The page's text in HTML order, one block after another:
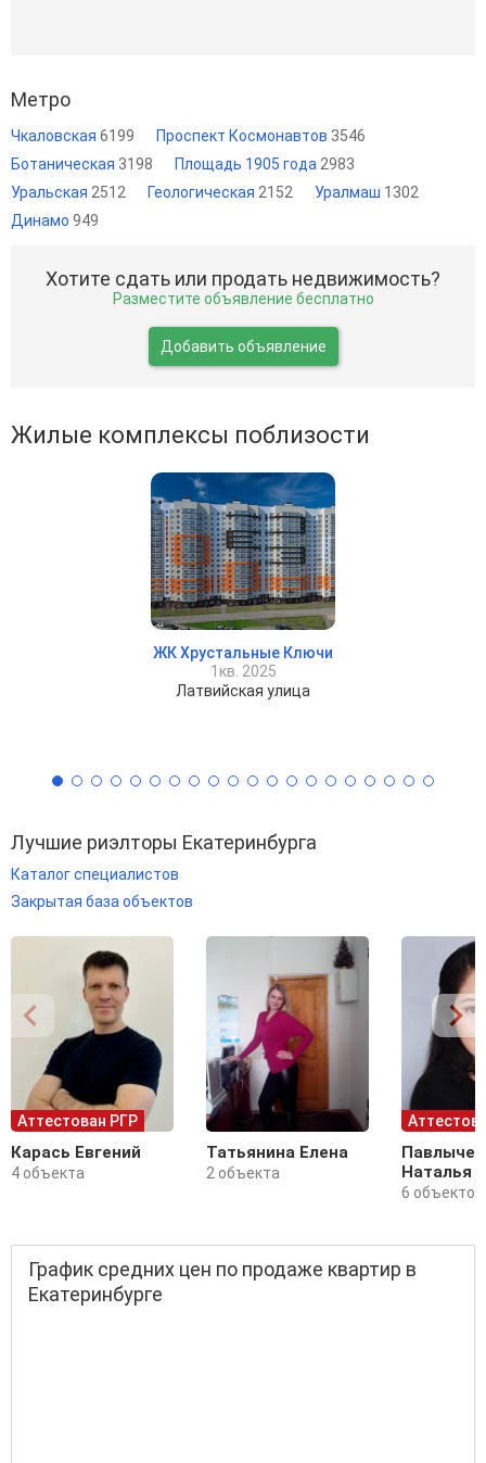
Метро
Чкаловская 6199 Проспект Космонавтов 3546
Ботаническая 3198 Площадь 1905 года 2983
Уральская 2512 Геологическая 2152 Уралмаш 1302
Динамо 949
Хотите сдать или продать недвижимость?
Разместите объявление бесплатно
Добавить объявление
Жилые комплексы поблизости
ЖК Хрустальные Ключи
1кв. 2025
Латвийская улица
Лучшие риэлторы Екатеринбурга
Каталог специалистов
Закрытая база объектов
Аттестован РГР
Карась Евгений
4 объекта
Татьянина Елена
2 объекта
Наталья
6 объектов
График средних цен по продаже квартир в
Екатеринбурге